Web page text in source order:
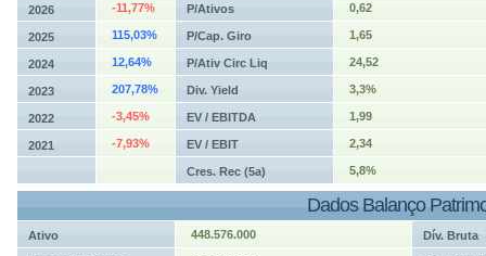
2026 -11,77% P/Ativos 0,62
2025 115,03% P/Cap. Giro 1,65
2024 12,64% P/Ativ Circ Liq 24,52
2023 207,78% Div. Yield 3,3%
2022 -3,45% EV / EBITDA 1,99
2021 -7,93% EV / EBIT 2,34
Cres. Rec (5a) 5,8%
Dados Balanço
Ativo 448.576.000 Dív. Bruta